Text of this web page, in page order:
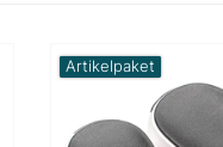
Artikelpaket